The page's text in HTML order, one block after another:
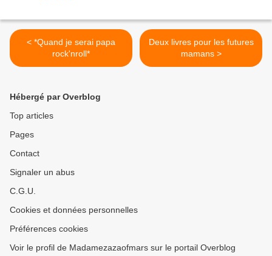
< *Quand je serai papa
rock'nroll*
Deux livres pour les futures
mamans >
Hébergé par Overblog
Top articles
Pages
Contact
Signaler un abus
C.G.U.
Cookies et données personnelles
Préférences cookies
Voir le profil de Madamezazaofmars sur le portail Overblog